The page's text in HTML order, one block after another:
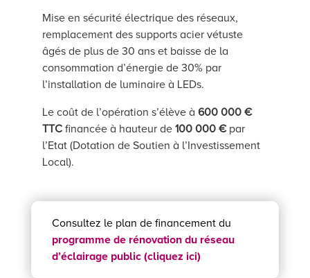
Mise en sécurité électrique des réseaux,
remplacement des supports acier vétuste
âgés de plus de 30 ans et baisse de la
consommation d’énergie de 30% par
l’installation de luminaire à LEDs.
Le coût de l’opération s’élève à 600 000 €
TTCfinancée à hauteur de100 000 €par
l’Etat (Dotation de Soutien à l’Investissement
Local).
Consultez le plan de financement du
programme de rénovation du réseau
d’éclairage public (cliquez ici)